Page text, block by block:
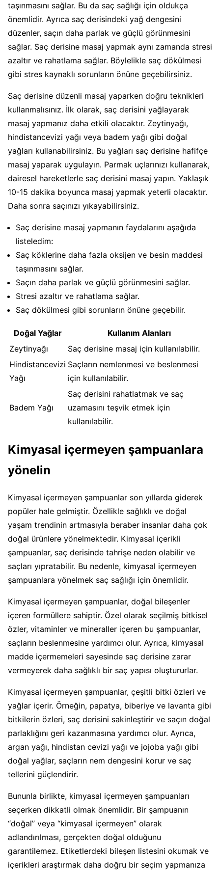
taşınmasını sağlar. Bu da saç sağlığı için oldukça
önemlidir. Ayrıca saç derisindeki yağ dengesini
düzenler, saçın daha parlak ve güçlü görünmesini
sağlar. Saç derisine masaj yapmak aynı zamanda stresi
azaltır ve rahatlama sağlar. Böylelikle saç dökülmesi
gibi stres kaynaklı sorunların önüne geçebilirsiniz.
Saç derisine düzenli masaj yaparken doğru teknikleri
kullanmalısınız. İlk olarak, saç derisini yağlayarak
masaj yapmanız daha etkili olacaktır. Zeytinyağı,
hindistancevizi yağı veya badem yağı gibi doğal
yağları kullanabilirsiniz. Bu yağları saç derisine hafifçe
masaj yaparak uygulayın. Parmak uçlarınızı kullanarak,
dairesel hareketlerle saç derisini masaj yapın. Yaklaşık
10-15 dakika boyunca masaj yapmak yeterli olacaktır.
Daha sonra saçınızı yıkayabilirsiniz.
Saç derisine masaj yapmanın faydalarını aşağıda
listeledim:
Saç köklerine daha fazla oksijen ve besin maddesi
taşınmasını sağlar.
Saçın daha parlak ve güçlü görünmesini sağlar.
Stresi azaltır ve rahatlama sağlar.
Saç dökülmesi gibi sorunların önüne geçebilir.
Doğal Yağlar
Kullanım Alanları
Zeytinyağı
Saç derisine masaj için kullanılabilir.
Hindistancevizi
Yağı
Saçların nemlenmesi ve beslenmesi
için kullanılabilir.
Badem Yağı
Saç derisini rahatlatmak ve saç
uzamasını teşvik etmek için
kullanılabilir.
Kimyasal içermeyen şampuanlara
yönelin
Kimyasal içermeyen şampuanlar son yıllarda giderek
popüler hale gelmiştir. Özellikle sağlıklı ve doğal
yaşam trendinin artmasıyla beraber insanlar daha çok
doğal ürünlere yönelmektedir. Kimyasal içerikli
şampuanlar, saç derisinde tahrişe neden olabilir ve
saçları yıpratabilir. Bu nedenle, kimyasal içermeyen
şampuanlara yönelmek saç sağlığı için önemlidir.
Kimyasal içermeyen şampuanlar, doğal bileşenler
içeren formüllere sahiptir. Özel olarak seçilmiş bitkisel
özler, vitaminler ve mineraller içeren bu şampuanlar,
saçların beslenmesine yardımcı olur. Ayrıca, kimyasal
madde içermemeleri sayesinde saç derisine zarar
vermeyerek daha sağlıklı bir saç yapısı oluştururlar.
Kimyasal içermeyen şampuanlar, çeşitli bitki özleri ve
yağlar içerir. Örneğin, papatya, biberiye ve lavanta gibi
bitkilerin özleri, saç derisini sakinleştirir ve saçın doğal
parlaklığını geri kazanmasına yardımcı olur. Ayrıca,
argan yağı, hindistan cevizi yağı ve jojoba yağı gibi
doğal yağlar, saçların nem dengesini korur ve saç
tellerini güçlendirir.
Bununla birlikte, kimyasal içermeyen şampuanları
seçerken dikkatli olmak önemlidir. Bir şampuanın
“doğal” veya “kimyasal içermeyen” olarak
adlandırılması, gerçekten doğal olduğunu
garantilemez. Etiketlerdeki bileşen listesini okumak ve
içerikleri araştırmak daha doğru bir seçim yapmanıza